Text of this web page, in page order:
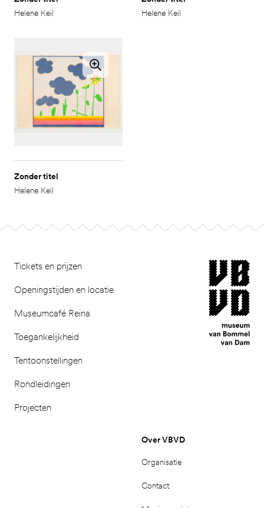
Helene Keil
Helene Keil
Zonder titel
Helene Keil
Tickets en prijzen
Openingstijden en locatie
Museumcafé Reina
Toegankelijkheid
Tentoonstellingen
Rondleidingen
Projecten
museum van
Over VBVD
Organisatie
Contact